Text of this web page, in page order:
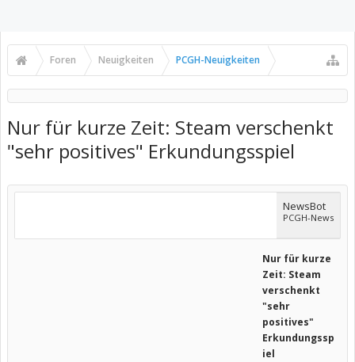
Foren Neuigkeiten PCGH-Neuigkeiten
Nur für kurze Zeit: Steam verschenkt
"sehr positives" Erkundungsspiel
NewsBot
PCGH-News
Nur für kurze
Zeit: Steam
verschenkt
"sehr
positives"
Erkundungssp
iel